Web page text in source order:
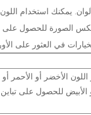
يمكنك استخدام
عكس الصورة للحصول
اللون الأخضر أو ​​الأحمر أو